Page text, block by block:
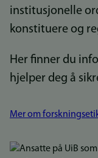
institusjonelle
konstituere og
Her finner du
hjelper deg å
Mer om
Bilde